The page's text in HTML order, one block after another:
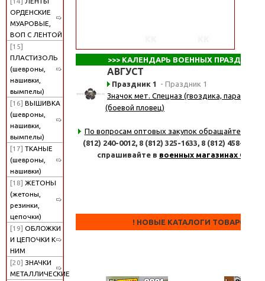
ОРДЕНСКИЕ
МУАРОВЫЕ,
ВОП С ЛЕНТОЙ
[15]
ПЛАСТИЗОЛЬ
(шевроны,
нашивки,
вымпелы)
[16] ВЫШИВКА
(шевроны,
нашивки,
вымпелы)
[17] ТКАНЫЕ
(шевроны,
нашивки)
[18] ЖЕТОНЫ
(жетоны,
резинки,
цепочки)
[19] ОБЛОЖКИ
И ЦЕПОЧКИ К
НИМ
[20] ЗНАЧКИ
МЕТАЛЛИЧЕСКИЕ
>>> КАЛЕНДАРЬ ВОЕННЫХ
АВГУСТ
Праздник 1 - Праздник 1
Значок мет. Спецназ (гвоздика, парашют,
(боевой пловец)
По вопросам оптовых закупок обращайтесь
(812) 240-0012, 8 (812) 325-1633, 8 (812) 458-8347
спрашивайте в военных магазинах СПб
! НОВЫЕ КАТАЛОГИ ТОВАРОВ !